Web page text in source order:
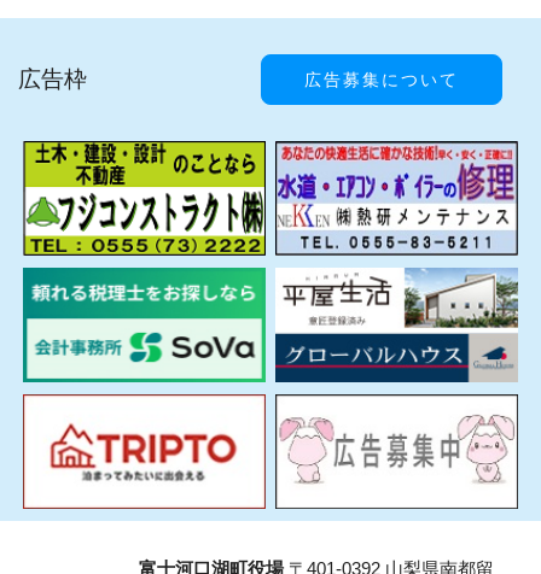
広告枠 広告募集について
富士河口湖町役場〒401-0392 山梨県南都留